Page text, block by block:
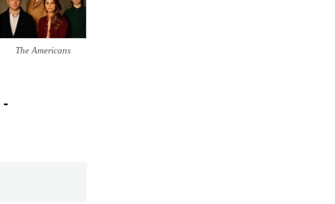
The Americans
-